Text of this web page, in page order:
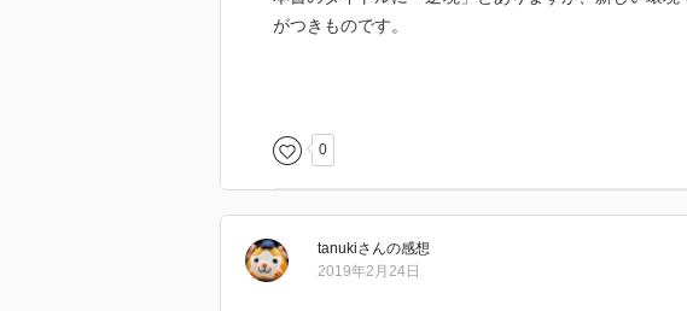
がつきものです。
それでも「いい練習を続けていれば必ずいいことが起
そしてプロ2年目に初めて一軍の試合に出て以降、ソ
躍されます。
0
tanukiさんの感想
2019年2月24日